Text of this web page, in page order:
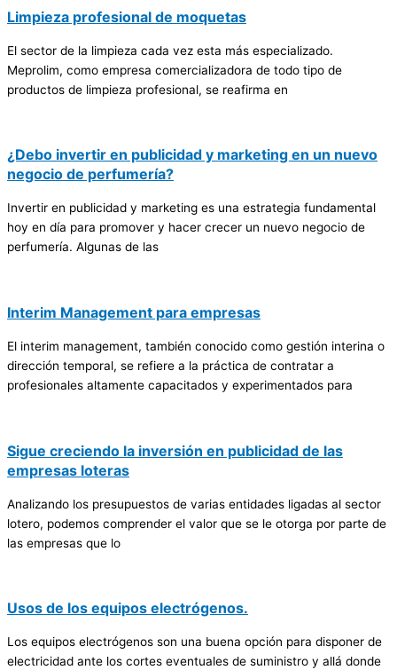
Limpieza profesional de moquetas
El sector de la limpieza cada vez esta más especializado.
Meprolim, como empresa comercializadora de todo tipo de
productos de limpieza profesional, se reafirma en
¿Debo invertir en publicidad y marketing en un nuevo
negocio de perfumería?
Invertir en publicidad y marketing es una estrategia fundamental
hoy en día para promover y hacer crecer un nuevo negocio de
perfumería. Algunas de las
Interim Management para empresas
El interim management, también conocido como gestión interina o
dirección temporal, se refiere a la práctica de contratar a
profesionales altamente capacitados y experimentados para
Sigue creciendo la inversión en publicidad de las
empresas loteras
Analizando los presupuestos de varias entidades ligadas al sector
lotero, podemos comprender el valor que se le otorga por parte de
las empresas que lo
Usos de los equipos electrógenos.
Los equipos electrógenos son una buena opción para disponer de
electricidad ante los cortes eventuales de suministro y allá donde